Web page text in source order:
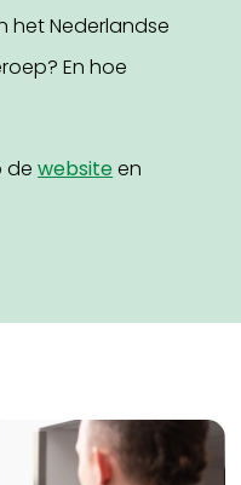
het Nederlandse
En hoe
dewebsiteen